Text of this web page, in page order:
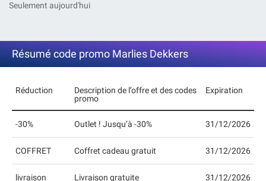
Seulement aujourd'hui
Résumé code promo Marlies Dekkers
Réduction
Description de l’offre et des codes
promo
Expiration
-30% Outlet ! Jusqu’à -30% 31/12/2026
COFFRET Coffret cadeau gratuit 31/12/2026
livraison
Livraison gratuite 31/12/2026